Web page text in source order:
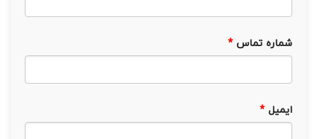
شماره تماس *
ایمیل *